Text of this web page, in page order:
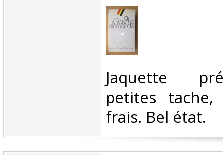
‎Jaquette
petites
frais. Bel état.‎